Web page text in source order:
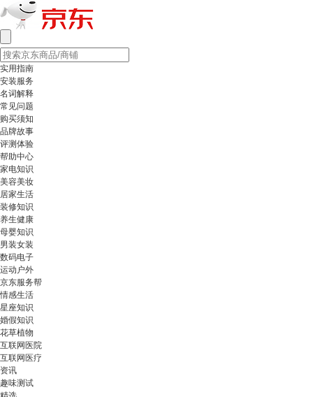
实用指南
安装服务
名词解释
常见问题
购买须知
品牌故事
评测体验
帮助中心
家电知识
美容美妆
居家生活
装修知识
养生健康
母婴知识
男装女装
数码电子
运动户外
京东服务帮
情感生活
星座知识
婚假知识
花草植物
互联网医院
互联网医疗
资讯
趣味测试